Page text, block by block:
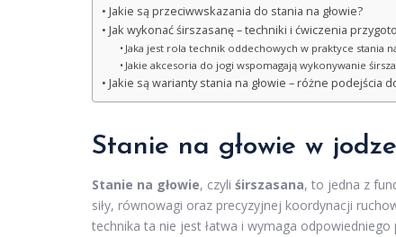
Jakie są przeciwwskazania do stania na głowie?
Jak wykonać śirszasanę – techniki i ćwiczenia
Jaka jest rola technik oddechowych w praktyce stania
Jakie akcesoria do jogi wspomagają wykonywanie
Jakie są warianty stania na głowie – różne podejścia
Stanie na głowie w
Stanie na głowie, czyli śirszasana, to jedna z
siły, równowagi oraz precyzyjnej koordynacji
technika ta nie jest łatwa i wymaga